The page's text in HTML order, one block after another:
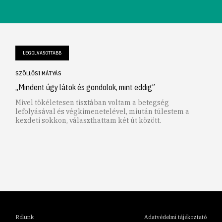
LEGOLVASOTTABB
SZÖLLŐSI MÁTYÁS
„Mindent úgy látok és gondolok, mint eddig”
Mivel tökéletesen tisztában voltam a betegség
lefolyásával és végkimenetelével, miután túlestem a
kezdeti sokkon, választhattam két út között.
Rólunk Adatvédelmi tájékoztató